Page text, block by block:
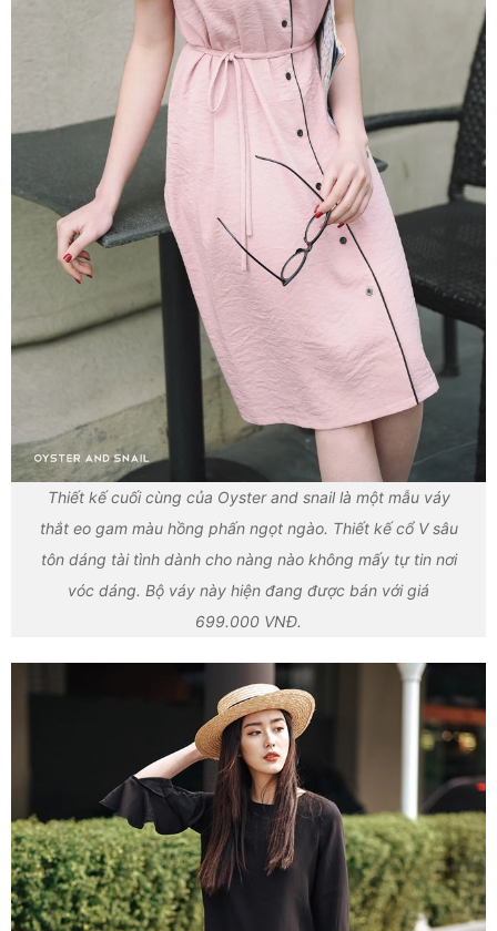
Thiết kế cuối cùng của Oyster and snail là một mẫu váy
thắt eo gam màu hồng phấn ngọt ngào. Thiết kế cổ V sâu
tôn dáng tài tình dành cho nàng nào không mấy tự tin nơi
vóc dáng. Bộ váy này hiện đang được bán với giá
699.000 VNĐ.